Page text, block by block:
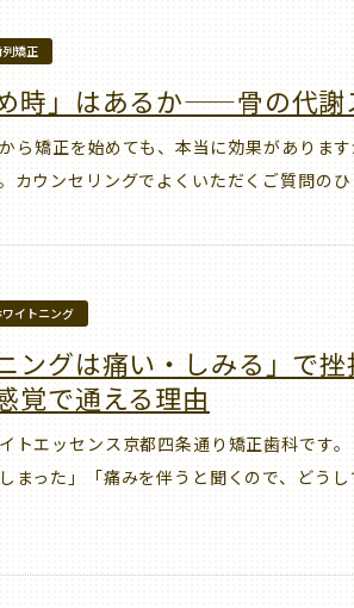
矯正
時」はあるか——骨の代謝
ら矯正を始めても、本当に効果がありま
カウンセリングでよくいただくご質問の
ワイトニング
ングは痛い・しみる」で
覚で通える理由
トエッセンス京都四条通り矯正歯科です
まった」「痛みを伴うと聞くので、どう